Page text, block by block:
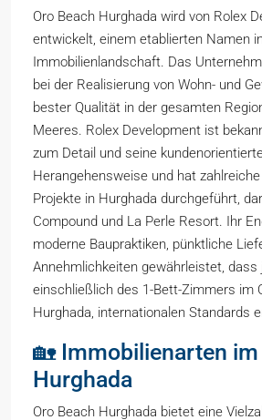
Oro Beach Hurghada wird von Rolex
entwickelt, einem etablierten Namen
Immobilienlandschaft. Das
bei der Realisierung von Wohn- und
bester Qualität in der gesamten
Meeres. Rolex Development ist
zum Detail und seine
Herangehensweise und hat
Projekte in Hurghada durchgeführt,
Compound und La Perle Resort. Ihr
moderne Baupraktiken, pünktliche
Annehmlichkeiten gewährleistet, dass
einschließlich des 1-Bett-Zimmers im
Hurghada, internationalen Standards
🏡 Immobilienarten im
Hurghada
Oro Beach Hurghada bietet eine